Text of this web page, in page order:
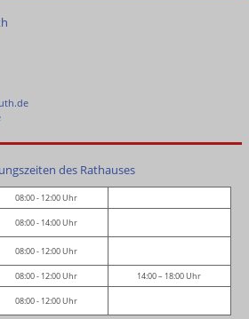
des Rathauses
08:00 - 12:00 Uhr
08:00 - 14:00 Uhr
08:00 - 12:00 Uhr
08:00 - 12:00 Uhr 14:00 – 18:00 Uhr
08:00 - 12:00 Uhr